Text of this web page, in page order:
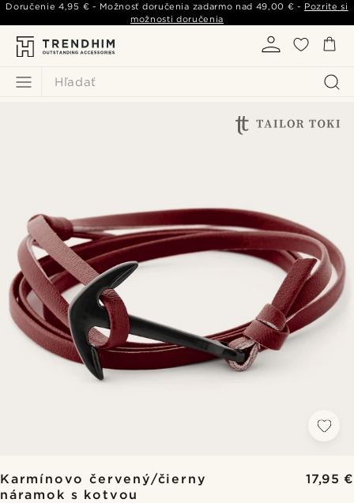
Hľadať
Doručenie4,95 € - Možnosť doručenia zadarmo nad 49,00 € - Pozrite si
možnosti doručenia
Karmínovo červený/čierny
náramok s kotvou
17,95 €